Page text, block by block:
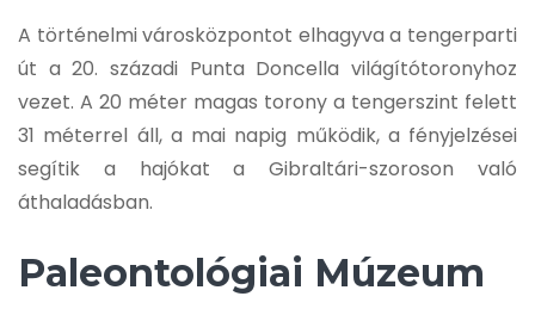
A történelmi városközpontot elhagyva a tengerparti
út a 20. századi Punta Doncella világítótoronyhoz
vezet. A 20 méter magas torony a tengerszint felett
31 méterrel áll, a mai napig működik, a fényjelzései
segítik a hajókat a Gibraltári-szoroson való
áthaladásban.
Paleontológiai Múzeum